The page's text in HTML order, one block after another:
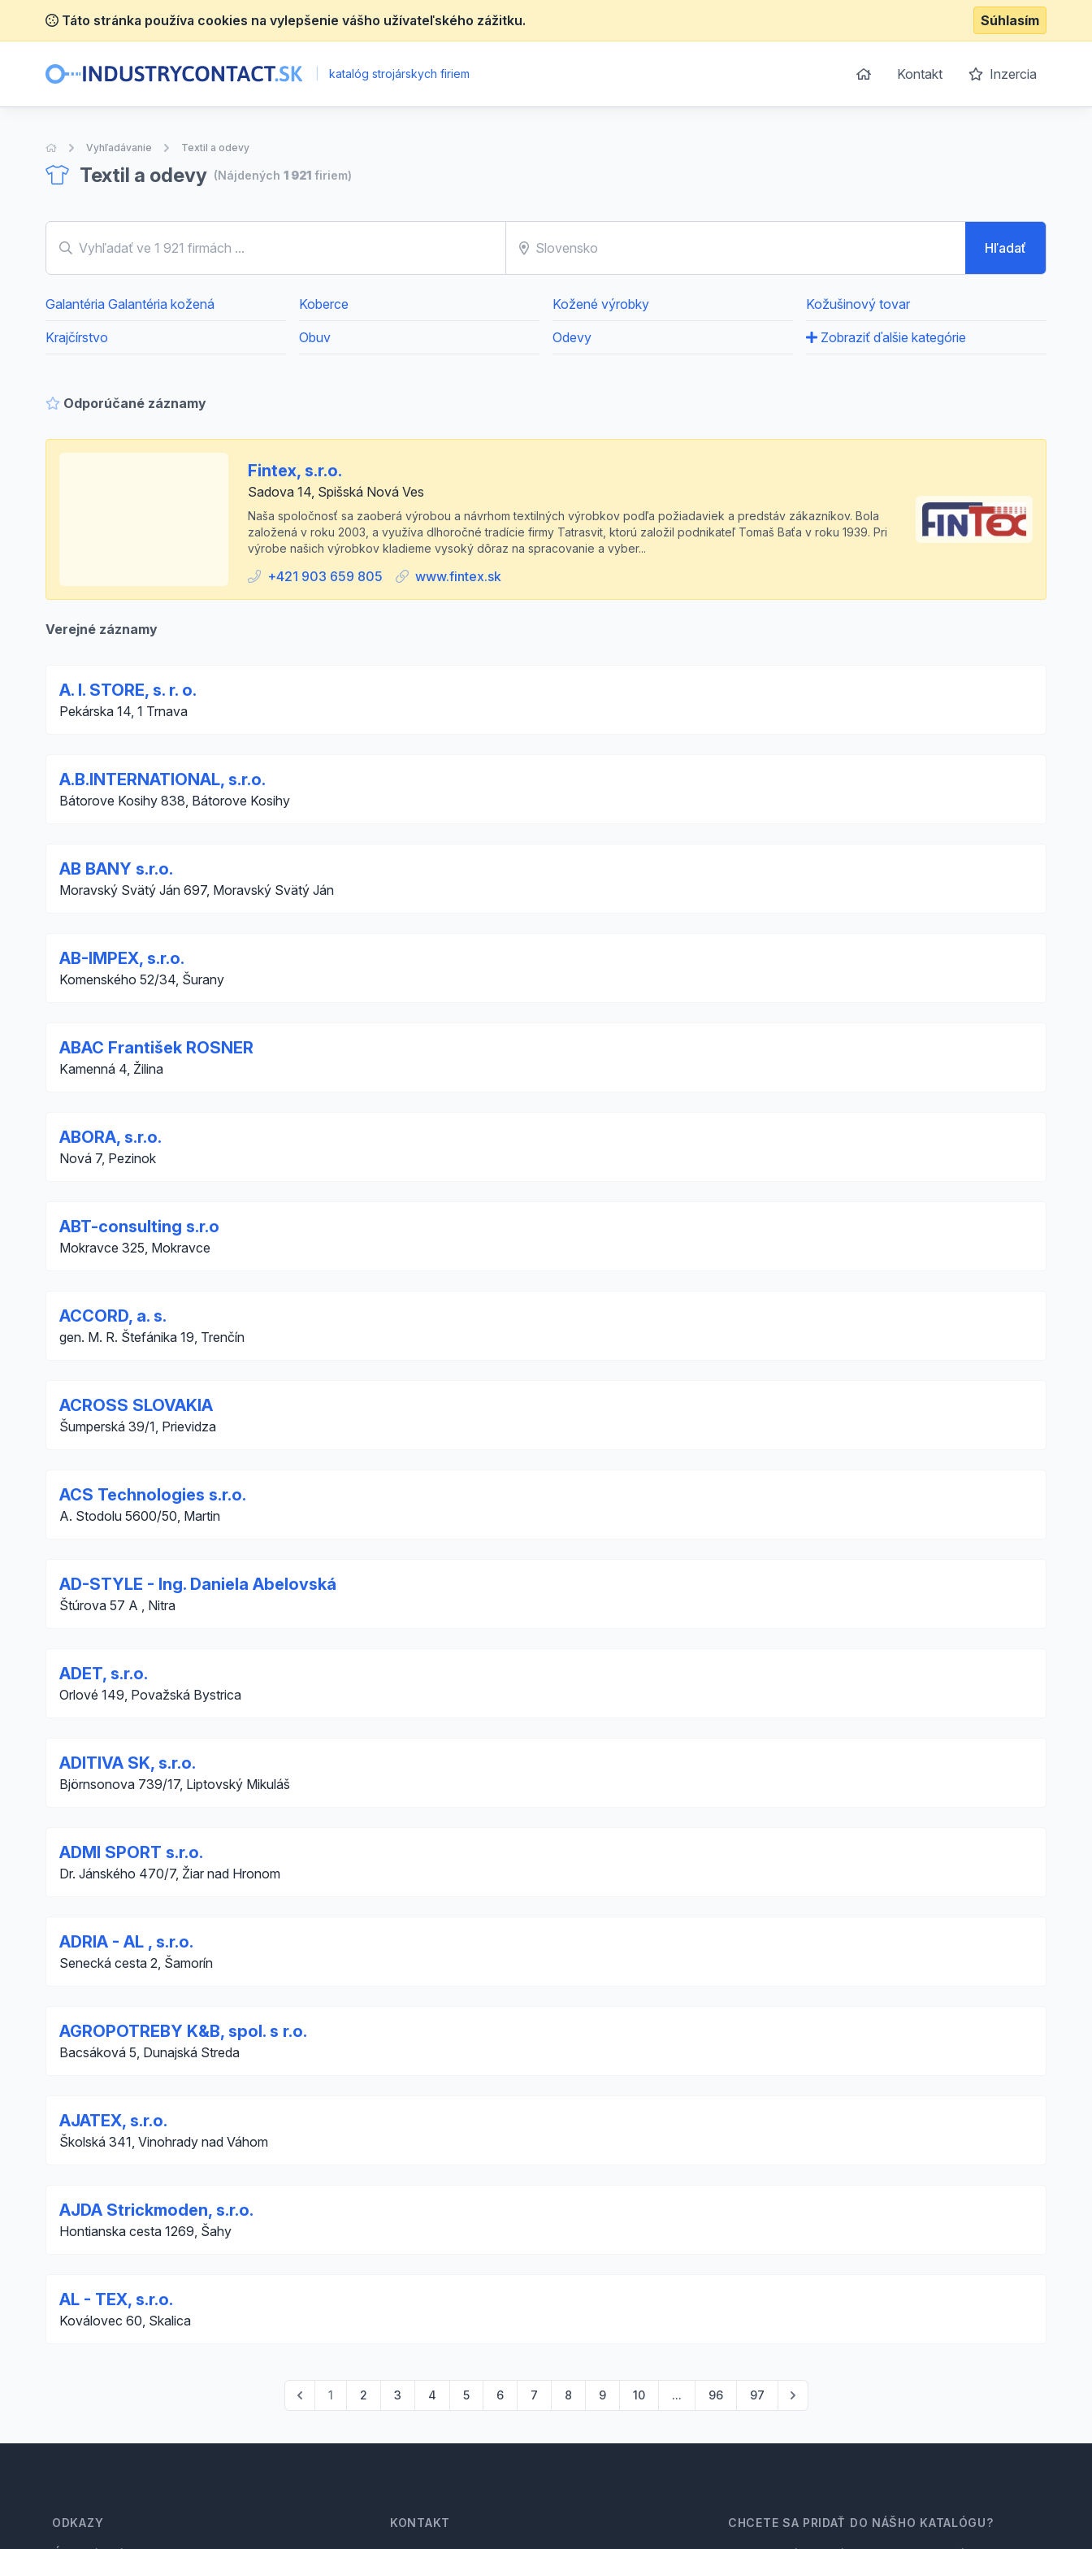
Táto stránka používa cookies na vylepšenie vášho užívateľského zážitku. Súhlasím
katalóg strojárskych firiem Kontakt Inzercia
Úvodná stránka
Vyhľadávanie Textil a odevy
Textil a odevy (Nájdených 1 921 firiem)
Hľadať
Galantéria Galantéria kožená Koberce Kožené výrobky Kožušinový tovar
Krajčírstvo Obuv Odevy Zobraziť ďalšie kategórie
Odporúčané záznamy
Fintex, s.r.o.
Sadova 14, Spišská Nová Ves
Naša spoločnosť sa zaoberá výrobou a návrhom textilných výrobkov podľa požiadaviek a predstáv zákazníkov. Bola
založená v roku 2003, a využíva dlhoročné tradície firmy Tatrasvit, ktorú založil podnikateľ Tomaš Baťa v roku 1939. Pri
výrobe našich výrobkov kladieme vysoký dôraz na spracovanie a vyber...
+421 903 659 805 www.fintex.sk
Verejné záznamy
A. I. STORE, s. r. o.
Pekárska 14, 1 Trnava
A.B.INTERNATIONAL, s.r.o.
Bátorove Kosihy 838, Bátorove Kosihy
AB BANY s.r.o.
Moravský Svätý Ján 697, Moravský Svätý Ján
AB-IMPEX, s.r.o.
Komenského 52/34, Šurany
ABAC František ROSNER
Kamenná 4, Žilina
ABORA, s.r.o.
Nová 7, Pezinok
ABT-consulting s.r.o
Mokravce 325, Mokravce
ACCORD, a. s.
gen. M. R. Štefánika 19, Trenčín
ACROSS SLOVAKIA
Šumperská 39/1, Prievidza
ACS Technologies s.r.o.
A. Stodolu 5600/50, Martin
AD-STYLE - Ing. Daniela Abelovská
Štúrova 57 A , Nitra
ADET, s.r.o.
Orlové 149, Považská Bystrica
ADITIVA SK, s.r.o.
Björnsonova 739/17, Liptovský Mikuláš
ADMI SPORT s.r.o.
Dr. Jánského 470/7, Žiar nad Hronom
ADRIA - AL , s.r.o.
Senecká cesta 2, Šamorín
AGROPOTREBY K&B, spol. s r.o.
Bacsáková 5, Dunajská Streda
AJATEX, s.r.o.
Školská 341, Vinohrady nad Váhom
AJDA Strickmoden, s.r.o.
Hontianska cesta 1269, Šahy
AL - TEX, s.r.o.
Koválovec 60, Skalica
1 2 3 4 5 6 7 8 9 10 ... 96 97
ODKAZY KONTAKT CHCETE SA PRIDAŤ DO NÁŠHO KATALÓGU?